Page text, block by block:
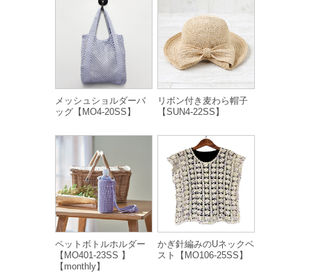
メッシュショルダーバ
ッグ【MO4-20SS】
リボン付き麦わら帽子
【SUN4-22SS】
ペットボトルホルダー
【MO401-23SS 】
【monthly】
かぎ針編みのUネックベ
スト【MO106-25SS】